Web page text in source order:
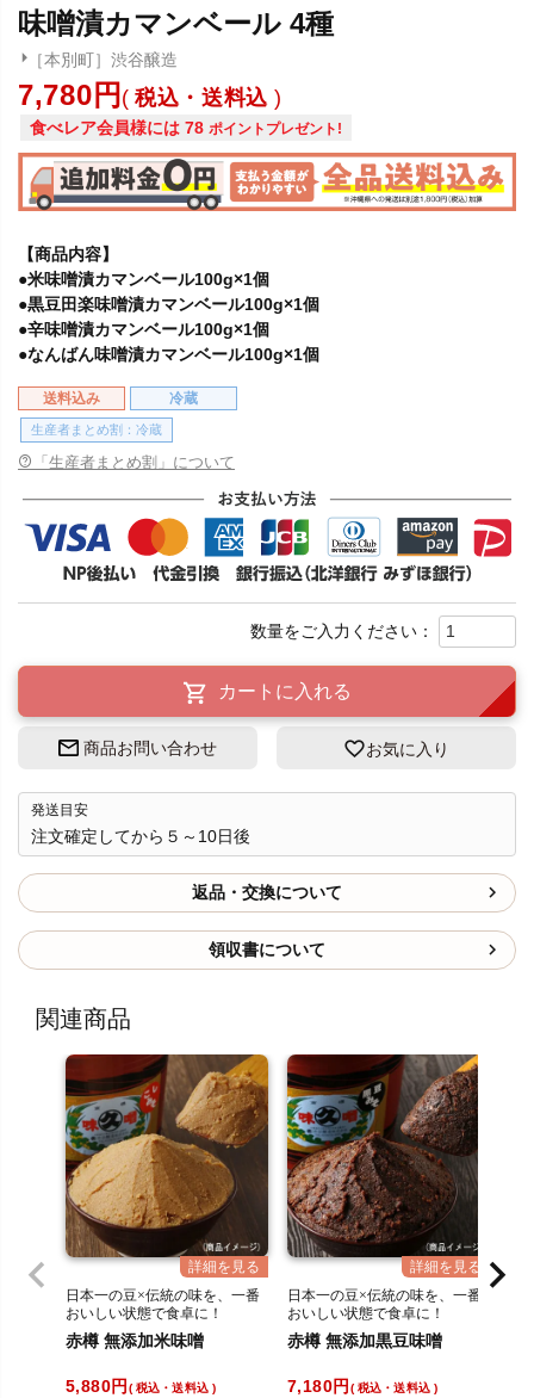
味噌漬カマンベール 4種
［本別町］渋谷醸造
7,780 税込・送料込
食べレア会員様には 78 ポイントプレゼント!
【商品内容】
●米味噌漬カマンベール100g×1個
●黒豆田楽味噌漬カマンベール100g×1個
●辛味噌漬カマンベール100g×1個
●なんばん味噌漬カマンベール100g×1個
送料込み 冷蔵
生産者まとめ割：冷蔵
「生産者まとめ割」について
カートに入れる
商品お問い合わせ お気に入り
発送目安
注文確定してから５～10日後
返品・交換について
領収書について
関連商品
日本一の豆×伝統の味を、一番
おいしい状態で食卓に！
赤樽 無添加米味噌
5,880 税込・送料込
日本一の豆×伝統の味を、一番
おいしい状態で食卓に！
赤樽 無添加黒豆味噌
7,180 税込・送料込